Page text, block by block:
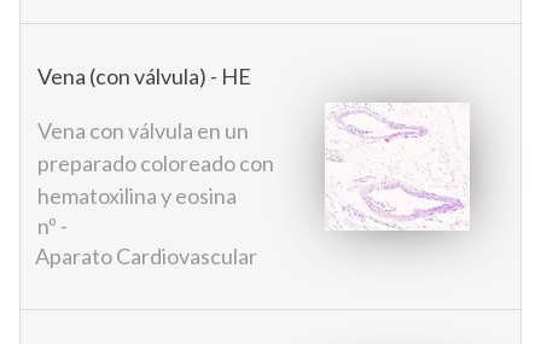
Vena (con válvula) - HE
Vena con válvula en un
preparado coloreado con
hematoxilina y eosina
nº -
Aparato Cardiovascular